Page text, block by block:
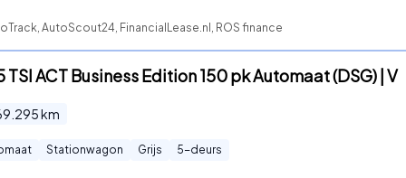
AutoScout24, FinancialLease.nl, ROS finance
ACT Business Edition 150 pk Automaat (DSG) | V
km
Stationwagon Grijs 5-deurs